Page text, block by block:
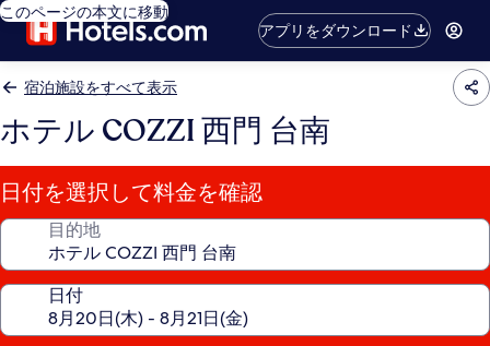
このページの本文に移動
アプリをダウンロード
宿泊施設をすべて表示
ホテル COZZI 西門 台南
日付を選択して料金を確認
目的地
日付